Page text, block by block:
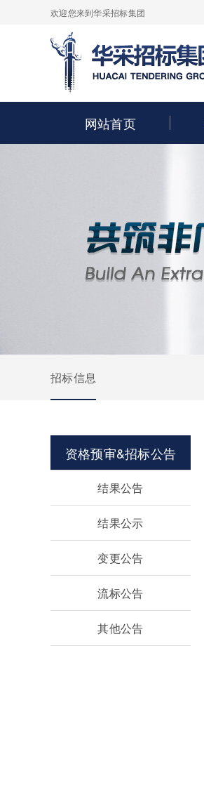
欢迎您来到华采招标集团
网站首页
招标信息
资格预审&招标公告
结果公告
结果公示
变更公告
流标公告
其他公告